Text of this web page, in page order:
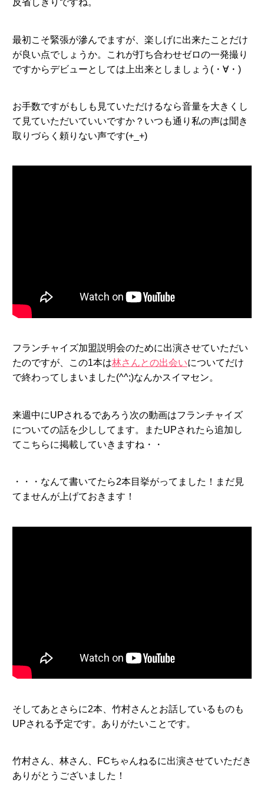
反省しきりですね。
最初こそ緊張が滲んでますが、楽しげに出来たことだけ
が良い点でしょうか。これが打ち合わせゼロの一発撮り
ですからデビューとしては上出来としましょう(・∀・)
お手数ですがもしも見ていただけるなら音量を大きくし
て見ていただいていいですか？いつも通り私の声は聞き
取りづらく頼りない声です(+_+)
フランチャイズ加盟説明会のために出演させていただい
たのですが、この1本は林さんとの出会いについてだけ
で終わってしまいました(^^;)なんかスイマセン。
来週中にUPされるであろう次の動画はフランチャイズ
についての話を少ししてます。またUPされたら追加し
てこちらに掲載していきますね・・
・・・なんて書いてたら2本目挙がってました！まだ見
てませんが上げておきます！
そしてあとさらに2本、竹村さんとお話しているものも
UPされる予定です。ありがたいことです。
竹村さん、林さん、FCちゃんねるに出演させていただき
ありがとうございました！